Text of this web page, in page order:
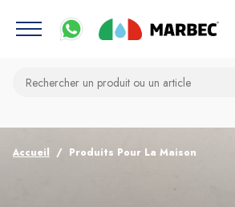
Accueil Produits Pour La Maison